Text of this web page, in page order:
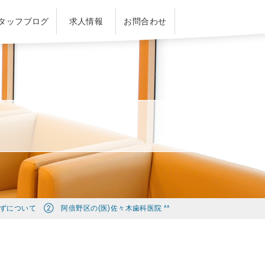
ッフブログ 求人情報 お問合わせ
について ② 阿倍野区の(医)佐々木歯科医院 ^^